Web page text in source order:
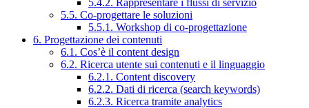
5.4.2. Rappresentare i flussi di servizio
5.5. Co-progettare le soluzioni
5.5.1. Workshop di co-progettazione
6. Progettazione dei contenuti
6.1. Cos’è il content design
6.2. Ricerca utente sui contenuti e il linguaggio
6.2.1. Content discovery
6.2.2. Dati di ricerca (search keywords)
6.2.3. Ricerca tramite analytics